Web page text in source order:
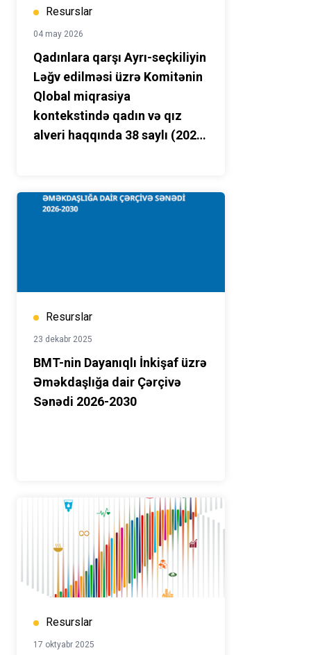
Resurslar
04 may 2026
Qadınlara qarşı Ayrı-seçkiliyin
Ləğv edilməsi üzrə Komitənin
Qlobal miqrasiya
kontekstində qadın və qız
alveri haqqında 38 saylı (2020)
Resurslar
23 dekabr 2025
BMT-nin Dayanıqlı İnkişaf üzrə
Əməkdaşlığa dair Çərçivə
Sənədi 2026-2030
Resurslar
17 oktyabr 2025